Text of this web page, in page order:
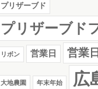
プリザーブド
プリザーブド
リボン 営業日 営業
大地農園 年末年始 広